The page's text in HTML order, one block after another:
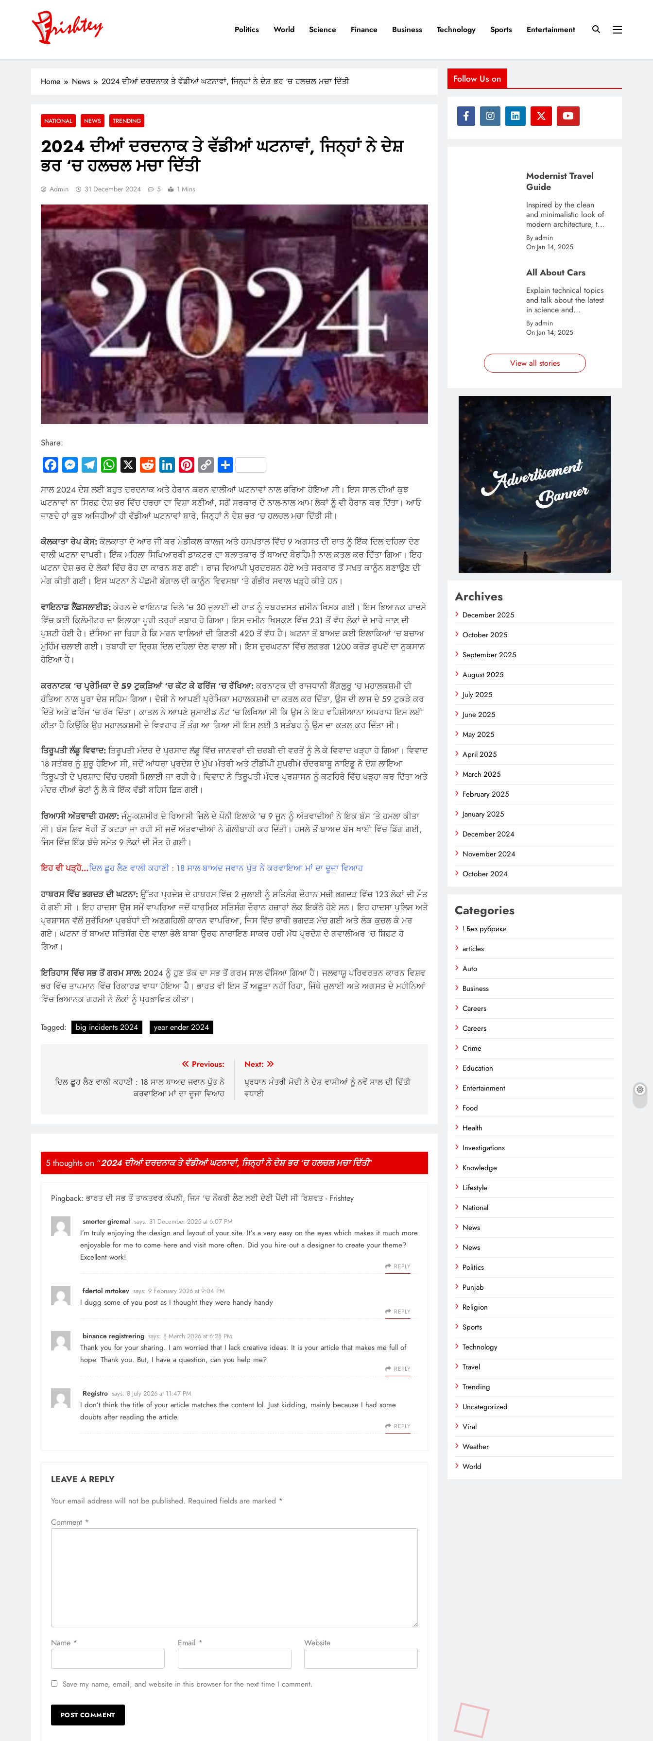
Your Window to the World
Politics World Science Finance Business Technology Sports Entertainment
Home News 2024 ਦੀਆਂ ਦਰਦਨਾਕ ਤੇ ਵੱਡੀਆਂ ਘਟਨਾਵਾਂ, ਜਿਨ੍ਹਾਂ ਨੇ ਦੇਸ਼ ਭਰ ‘ਚ ਹਲਚਲ ਮਚਾ ਦਿੱਤੀ
NATIONAL NEWS TRENDING
2024 ਦੀਆਂ ਦਰਦਨਾਕ ਤੇ ਵੱਡੀਆਂ ਘਟਨਾਵਾਂ, ਜਿਨ੍ਹਾਂ ਨੇ ਦੇਸ਼
ਭਰ ‘ਚ ਹਲਚਲ ਮਚਾ ਦਿੱਤੀ
Admin 31 December 2024 5 1 Mins
Share:
Facebook
Messenger
Telegram
WhatsApp
X RedditLinkedIn
Pinterest
Copy
Link
Share
ਸਾਲ 2024 ਦੇਸ਼ ਲਈ ਬਹੁਤ ਦਰਦਨਾਕ ਅਤੇ ਹੈਰਾਨ ਕਰਨ ਵਾਲੀਆਂ ਘਟਨਾਵਾਂ ਨਾਲ ਭਰਿਆ ਹੋਇਆ ਸੀ। ਇਸ ਸਾਲ ਦੀਆਂ ਕੁਝ
ਘਟਨਾਵਾਂ ਨਾ ਸਿਰਫ਼ ਦੇਸ਼ ਭਰ ਵਿੱਚ ਚਰਚਾ ਦਾ ਵਿਸ਼ਾ ਬਣੀਆਂ, ਸਗੋਂ ਸਰਕਾਰ ਦੇ ਨਾਲ-ਨਾਲ ਆਮ ਲੋਕਾਂ ਨੂੰ ਵੀ ਹੈਰਾਨ ਕਰ ਦਿੱਤਾ। ਆਓ
ਜਾਣਦੇ ਹਾਂ ਕੁਝ ਅਜਿਹੀਆਂ ਹੀ ਵੱਡੀਆਂ ਘਟਨਾਵਾਂ ਬਾਰੇ, ਜਿਨ੍ਹਾਂ ਨੇ ਦੇਸ਼ ਭਰ ‘ਚ ਹਲਚਲ ਮਚਾ ਦਿੱਤੀ ਸੀ।
ਕੋਲਕਾਤਾ ਰੇਪ ਕੇਸ:ਕੋਲਕਾਤਾ ਦੇ ਆਰ ਜੀ ਕਰ ਮੈਡੀਕਲ ਕਾਲਜ ਅਤੇ ਹਸਪਤਾਲ ਵਿੱਚ 9 ਅਗਸਤ ਦੀ ਰਾਤ ਨੂੰ ਇੱਕ ਦਿਲ ਦਹਿਲਾ ਦੇਣ
ਵਾਲੀ ਘਟਨਾ ਵਾਪਰੀ। ਇੱਕ ਮਹਿਲਾ ਸਿਖਿਆਰਥੀ ਡਾਕਟਰ ਦਾ ਬਲਾਤਕਾਰ ਤੋਂ ਬਾਅਦ ਬੇਰਹਿਮੀ ਨਾਲ ਕਤਲ ਕਰ ਦਿੱਤਾ ਗਿਆ। ਇਹ
ਘਟਨਾ ਦੇਸ਼ ਭਰ ਦੇ ਲੋਕਾਂ ਵਿੱਚ ਰੋਹ ਦਾ ਕਾਰਨ ਬਣ ਗਈ। ਰਾਜ ਵਿਆਪੀ ਪ੍ਰਦਰਸ਼ਨ ਹੋਏ ਅਤੇ ਸਰਕਾਰ ਤੋਂ ਸਖ਼ਤ ਕਾਨੂੰਨ ਬਣਾਉਣ ਦੀ
ਮੰਗ ਕੀਤੀ ਗਈ। ਇਸ ਘਟਨਾ ਨੇ ਪੱਛਮੀ ਬੰਗਾਲ ਦੀ ਕਾਨੂੰਨ ਵਿਵਸਥਾ ‘ਤੇ ਗੰਭੀਰ ਸਵਾਲ ਖੜ੍ਹੇ ਕੀਤੇ ਹਨ।
ਵਾਇਨਾਡ ਲੈਂਡਸਲਾਈਡ:ਕੇਰਲ ਦੇ ਵਾਇਨਾਡ ਜ਼ਿਲੇ ‘ਚ 30 ਜੁਲਾਈ ਦੀ ਰਾਤ ਨੂੰ ਜ਼ਬਰਦਸਤ ਜ਼ਮੀਨ ਖਿਸਕ ਗਈ। ਇਸ ਭਿਆਨਕ ਹਾਦਸੇ
ਵਿੱਚ ਕਈ ਕਿਲੋਮੀਟਰ ਦਾ ਇਲਾਕਾ ਪੂਰੀ ਤਰ੍ਹਾਂ ਤਬਾਹ ਹੋ ਗਿਆ। ਇਸ ਜ਼ਮੀਨ ਖਿਸਕਣ ਵਿੱਚ 231 ਤੋਂ ਵੱਧ ਲੋਕਾਂ ਦੇ ਮਾਰੇ ਜਾਣ ਦੀ
ਪੁਸ਼ਟੀ ਹੋਈ ਹੈ। ਦੱਸਿਆ ਜਾ ਰਿਹਾ ਹੈ ਕਿ ਮਰਨ ਵਾਲਿਆਂ ਦੀ ਗਿਣਤੀ 420 ਤੋਂ ਵੱਧ ਹੈ। ਘਟਨਾ ਤੋਂ ਬਾਅਦ ਕਈ ਇਲਾਕਿਆਂ ‘ਚ ਬਚਾਅ
ਮੁਹਿੰਮ ਚਲਾਈ ਗਈ। ਤਬਾਹੀ ਦਾ ਦ੍ਰਿਸ਼ ਦਿਲ ਦਹਿਲਾ ਦੇਣ ਵਾਲਾ ਸੀ। ਇਸ ਦੁਰਘਟਨਾ ਵਿੱਚ ਲਗਭਗ 1200 ਕਰੋੜ ਰੁਪਏ ਦਾ ਨੁਕਸਾਨ
ਹੋਇਆ ਹੈ।
ਕਰਨਾਟਕ ‘ਚ ਪ੍ਰੇਮਿਕਾ ਦੇ 59 ਟੁਕੜਿਆਂ ‘ਚ ਕੱਟ ਕੇ ਫਰਿੱਜ ‘ਚ ਰੱਖਿਆ:ਕਰਨਾਟਕ ਦੀ ਰਾਜਧਾਨੀ ਬੈਂਗਲੁਰੂ ‘ਚ ਮਹਾਲਕਸ਼ਮੀ ਦੀ
ਹੱਤਿਆ ਨਾਲ ਪੂਰਾ ਦੇਸ਼ ਸਹਿਮ ਗਿਆ। ਦੋਸ਼ੀ ਨੇ ਆਪਣੀ ਪ੍ਰੇਮਿਕਾ ਮਹਾਲਕਸ਼ਮੀ ਦਾ ਕਤਲ ਕਰ ਦਿੱਤਾ, ਉਸ ਦੀ ਲਾਸ਼ ਦੇ 59 ਟੁਕੜੇ ਕਰ
ਦਿੱਤੇ ਅਤੇ ਫਰਿੱਜ ‘ਚ ਰੱਖ ਦਿੱਤਾ। ਕਾਤਲ ਨੇ ਆਪਣੇ ਸੁਸਾਈਡ ਨੋਟ ‘ਚ ਲਿਖਿਆ ਸੀ ਕਿ ਉਸ ਨੇ ਇਹ ਵਹਿਸ਼ੀਆਨਾ ਅਪਰਾਧ ਇਸ ਲਈ
ਕੀਤਾ ਹੈ ਕਿਉਂਕਿ ਉਹ ਮਹਾਲਕਸ਼ਮੀ ਦੇ ਵਿਵਹਾਰ ਤੋਂ ਤੰਗ ਆ ਗਿਆ ਸੀ ਇਸ ਲਈ 3 ਸਤੰਬਰ ਨੂੰ ਉਸ ਦਾ ਕਤਲ ਕਰ ਦਿੱਤਾ ਸੀ।
ਤਿਰੂਪਤੀ ਲੱਡੂ ਵਿਵਾਦ: ਤਿਰੂਪਤੀ ਮੰਦਰ ਦੇ ਪ੍ਰਸਾਦ ਲੱਡੂ ਵਿੱਚ ਜਾਨਵਰਾਂ ਦੀ ਚਰਬੀ ਦੀ ਵਰਤੋਂ ਨੂੰ ਲੈ ਕੇ ਵਿਵਾਦ ਖੜ੍ਹਾ ਹੋ ਗਿਆ। ਵਿਵਾਦ
18 ਸਤੰਬਰ ਨੂੰ ਸ਼ੁਰੂ ਹੋਇਆ ਸੀ, ਜਦੋਂ ਆਂਧਰਾ ਪ੍ਰਦੇਸ਼ ਦੇ ਮੁੱਖ ਮੰਤਰੀ ਅਤੇ ਟੀਡੀਪੀ ਸੁਪਰੀਮੋ ਚੰਦਰਬਾਬੂ ਨਾਇਡੂ ਨੇ ਦੋਸ਼ ਲਾਇਆ
ਤਿਰੂਪਤੀ ਦੇ ਪ੍ਰਸ਼ਾਦ ਵਿੱਚ ਚਰਬੀ ਮਿਲਾਈ ਜਾ ਰਹੀ ਹੈ। ਵਿਵਾਦ ਨੇ ਤਿਰੂਪਤੀ ਮੰਦਰ ਪ੍ਰਸ਼ਾਸਨ ਨੂੰ ਕਟਹਿਰੇ ਵਿੱਚ ਖੜ੍ਹਾ ਕਰ ਦਿੱਤਾ ਅਤੇ
ਮੰਦਰ ਦੀਆਂ ਭੇਟਾਂ ਨੂੰ ਲੈ ਕੇ ਇੱਕ ਵੱਡੀ ਬਹਿਸ ਛਿੜ ਗਈ।
ਰਿਆਸੀ ਅੱਤਵਾਦੀ ਹਮਲਾ:ਜੰਮੂ-ਕਸ਼ਮੀਰ ਦੇ ਰਿਆਸੀ ਜ਼ਿਲੇ ਦੇ ਪੌਨੀ ਇਲਾਕੇ ‘ਚ 9 ਜੂਨ ਨੂੰ ਅੱਤਵਾਦੀਆਂ ਨੇ ਇਕ ਬੱਸ ‘ਤੇ ਹਮਲਾ ਕੀਤਾ
ਸੀ। ਬੱਸ ਸ਼ਿਵ ਖੋਰੀ ਤੋਂ ਕਟੜਾ ਜਾ ਰਹੀ ਸੀ ਜਦੋਂ ਅੱਤਵਾਦੀਆਂ ਨੇ ਗੋਲੀਬਾਰੀ ਕਰ ਦਿੱਤੀ। ਹਮਲੇ ਤੋਂ ਬਾਅਦ ਬੱਸ ਖਾਈ ਵਿੱਚ ਡਿੱਗ ਗਈ,
ਜਿਸ ਵਿੱਚ ਇੱਕ ਬੱਚੇ ਸਮੇਤ 9 ਲੋਕਾਂ ਦੀ ਮੌਤ ਹੋ ਗਈ।
ਇਹ ਵੀ ਪੜ੍ਹੋ…ਦਿਲ ਛੂਹ ਲੈਣ ਵਾਲੀ ਕਹਾਣੀ : 18 ਸਾਲ ਬਾਅਦ ਜਵਾਨ ਪੁੱਤ ਨੇ ਕਰਵਾਇਆ ਮਾਂ ਦਾ ਦੂਜਾ ਵਿਆਹ
ਹਾਥਰਸ ਵਿੱਚ ਭਗਦੜ ਦੀ ਘਟਨਾ: ਉੱਤਰ ਪ੍ਰਦੇਸ਼ ਦੇ ਹਾਥਰਸ ਵਿੱਚ 2 ਜੁਲਾਈ ਨੂੰ ਸਤਿਸੰਗ ਦੌਰਾਨ ਮਚੀ ਭਗਦੜ ਵਿੱਚ 123 ਲੋਕਾਂ ਦੀ ਮੌਤ
ਹੋ ਗਈ ਸੀ । ਇਹ ਹਾਦਸਾ ਉਸ ਸਮੇਂ ਵਾਪਰਿਆ ਜਦੋਂ ਧਾਰਮਿਕ ਸਤਿਸੰਗ ਦੌਰਾਨ ਹਜ਼ਾਰਾਂ ਲੋਕ ਇਕੱਠੇ ਹੋਏ ਸਨ। ਇਹ ਹਾਦਸਾ ਪੁਲਿਸ ਅਤੇ
ਪ੍ਰਸ਼ਾਸਨ ਵੱਲੋਂ ਸੁਰੱਖਿਆ ਪ੍ਰਬੰਧਾਂ ਦੀ ਅਣਗਹਿਲੀ ਕਾਰਨ ਵਾਪਰਿਆ, ਜਿਸ ਵਿੱਚ ਭਾਰੀ ਭਗਦੜ ਮੱਚ ਗਈ ਅਤੇ ਲੋਕ ਕੁਚਲ ਕੇ ਮਰ
ਗਏ। ਘਟਨਾ ਤੋਂ ਬਾਅਦ ਸਤਿਸੰਗ ਦੇਣ ਵਾਲਾ ਭੋਲੇ ਬਾਬਾ ਉਰਫ ਨਾਰਾਇਣ ਸਾਕਰ ਹਰੀ ਮੱਧ ਪ੍ਰਦੇਸ਼ ਦੇ ਗਵਾਲੀਅਰ ‘ਚ ਸ਼ਿਫ਼ਟ ਹੋ
ਗਿਆ।
ਇਤਿਹਾਸ ਵਿੱਚ ਸਭ ਤੋਂ ਗਰਮ ਸਾਲ: 2024 ਨੂੰ ਹੁਣ ਤੱਕ ਦਾ ਸਭ ਤੋਂ ਗਰਮ ਸਾਲ ਦੱਸਿਆ ਗਿਆ ਹੈ। ਜਲਵਾਯੂ ਪਰਿਵਰਤਨ ਕਾਰਨ ਵਿਸ਼ਵ
ਭਰ ਵਿੱਚ ਤਾਪਮਾਨ ਵਿੱਚ ਰਿਕਾਰਡ ਵਾਧਾ ਹੋਇਆ ਹੈ। ਭਾਰਤ ਵੀ ਇਸ ਤੋਂ ਅਛੂਤਾ ਨਹੀਂ ਰਿਹਾ, ਜਿੱਥੇ ਜੁਲਾਈ ਅਤੇ ਅਗਸਤ ਦੇ ਮਹੀਨਿਆਂ
ਵਿੱਚ ਭਿਆਨਕ ਗਰਮੀ ਨੇ ਲੋਕਾਂ ਨੂੰ ਪ੍ਰਭਾਵਿਤ ਕੀਤਾ।
Tagged: big incidents 2024 year ender 2024
navigation
Previous:
ਦਿਲ ਛੂਹ ਲੈਣ ਵਾਲੀ ਕਹਾਣੀ : 18 ਸਾਲ ਬਾਅਦ ਜਵਾਨ ਪੁੱਤ ਨੇ
ਕਰਵਾਇਆ ਮਾਂ ਦਾ ਦੂਜਾ ਵਿਆਹ
Next:
ਪ੍ਰਧਾਨ ਮੰਤਰੀ ਮੋਦੀ ਨੇ ਦੇਸ਼ ਵਾਸੀਆਂ ਨੂੰ ਨਵੇਂ ਸਾਲ ਦੀ ਦਿੱਤੀ
ਵਧਾਈ
5 thoughts on “2024 ਦੀਆਂ ਦਰਦਨਾਕ ਤੇ ਵੱਡੀਆਂ ਘਟਨਾਵਾਂ, ਜਿਨ੍ਹਾਂ ਨੇ ਦੇਸ਼ ਭਰ ‘ਚ ਹਲਚਲ ਮਚਾ ਦਿੱਤੀ”
Pingback: ਭਾਰਤ ਦੀ ਸਭ ਤੋਂ ਤਾਕਤਵਰ ਕੰਪਨੀ, ਜਿਸ 'ਚ ਨੌਕਰੀ ਲੈਣ ਲਈ ਦੇਣੀ ਪੈਂਦੀ ਸੀ ਰਿਸ਼ਵਤ - Frishtey
smorter giremal says: 31 December 2025 at 6:07 PM
I’m truly enjoying the design and layout of your site. It’s a very easy on the eyes which makes it much more
enjoyable for me to come here and visit more often. Did you hire out a designer to create your theme?
Excellent work!
REPLY
fdertol mrtokev says: 9 February 2026 at 9:04 PM
I dugg some of you post as I thought they were handy handy
REPLY
binance registrering says: 8 March 2026 at 6:28 PM
Thank you for your sharing. I am worried that I lack creative ideas. It is your article that makes me full of
hope. Thank you. But, I have a question, can you help me?
REPLY
Registro says: 8 July 2026 at 11:47 PM
I don’t think the title of your article matches the content lol. Just kidding, mainly because I had some
doubts after reading the article.
REPLY
LEAVE A REPLY
Your email address will not be published. Required fields are marked *
Comment *
Name * Email * Website
Save my name, email, and website in this browser for the next time I comment.
Follow Us on
Modernist Travel
Guide
Inspired by the clean
and minimalistic look of
modern architecture, this
template is great for
creating stories about
urban and city tourism.
By admin
On Jan 14, 2025
All About Cars
Explain technical topics
and talk about the latest
in science and
technology with this
clean and futuristic
template.
By admin
On Jan 14, 2025
View all stories
Archives
December 2025
October 2025
September 2025
August 2025
July 2025
June 2025
May 2025
April 2025
March 2025
February 2025
January 2025
December 2024
November 2024
October 2024
Categories
! Без рубрики
articles
Auto
Business
Careers
Careers
Crime
Education
Entertainment
Food
Health
Investigations
Knowledge
Lifestyle
National
News
News
Politics
Punjab
Religion
Sports
Technology
Travel
Trending
Uncategorized
Viral
Weather
World